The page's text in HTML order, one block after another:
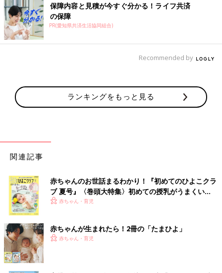
保障内容と見積が今すぐ分かる！ライフ共済
の保障
PR(愛知県共済生活協同組合)
Recommended by
ランキングをもっと見る
関連記事
赤ちゃんのお世話まるわかり！『初めてのひよこクラ
ブ 夏号』〈巻頭大特集〉初めての授乳がうまくい
く！ おっぱい・ミルクの基本と夏のトラブル 解決テ
赤ちゃん・育児
赤ちゃんが生まれたら！2冊の「たまひよ」
赤ちゃん・育児